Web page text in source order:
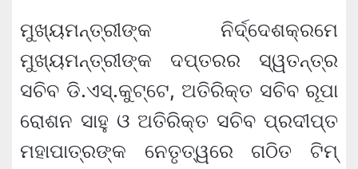
ମୁଖ୍ୟମନ୍ତ୍ରୀଙ୍କ ନିର୍ଦ୍ଦେଶକ୍ରମେ
ମୁଖ୍ୟମନ୍ତ୍ରୀଙ୍କ ଦପ୍ତରର ସ୍ୱତନ୍ତ୍ର
ସଚିବ ଡି.ଏସ୍‍.କୁଟ୍ଟେ, ଅତିରିକ୍ତ ସଚିବ ରୂପା
ରୋଶନ ସାହୁ ଓ ଅତିରିକ୍ତ ସଚିବ ପ୍ରଦୀପ୍ତ
ମହାପାତ୍ରଙ୍କ ନେତୃତ୍ୱରେ ଗଠିତ ଟିମ୍‍